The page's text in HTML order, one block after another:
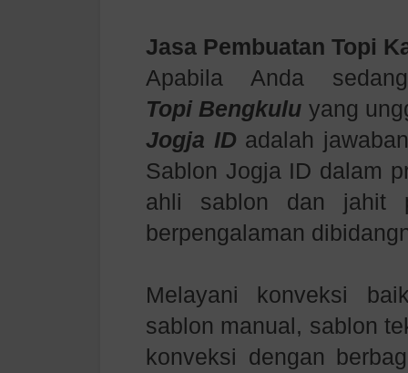
Jasa Pembuatan Topi
Apabila Anda
Topi Bengkulu yang
Jogja ID adalah
Sablon Jogja ID dalam
ahli sablon dan jahit
berpengalaman
Melayani konveksi
sablon manual, sablon
konveksi dengan